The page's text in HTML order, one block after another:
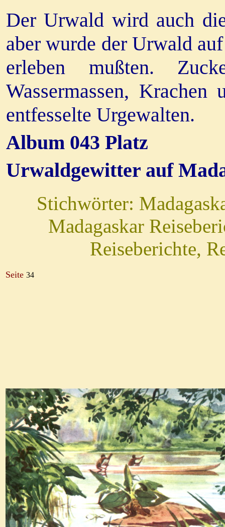
Der Urwald wird auch
aber wurde der Urwald
erleben mußten.
Wassermassen,
entfesselte Urgewalten.
Album 043 Platz
Urwaldgewitter auf
Stichwörter:
Madagaskar
Reiseberichte,
Seite 34